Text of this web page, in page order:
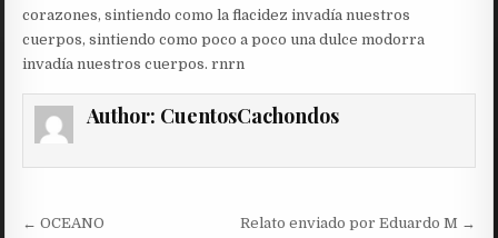
corazones, sintiendo como la flacidez invadía nuestros
cuerpos, sintiendo como poco a poco una dulce modorra
invadía nuestros cuerpos. rnrn
Author: CuentosCachondos
Post
← OCEANO Relato enviado por Eduardo M →